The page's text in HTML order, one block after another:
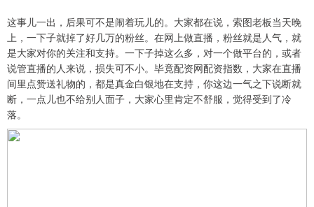
这事儿一出，后果可不是闹着玩儿的。大家都在说，索图老板当天晚
上，一下子就掉了好几万的粉丝。在网上做直播，粉丝就是人气，就
是大家对你的关注和支持。一下子掉这么多，对一个做平台的，或者
说管直播的人来说，损失可不小。毕竟配资网配资指数，大家在直播
间里点赞送礼物的，都是真金白银地在支持，你这边一气之下说断就
断，一点儿也不给别人面子，大家心里肯定不舒服，觉得受到了冷
落。